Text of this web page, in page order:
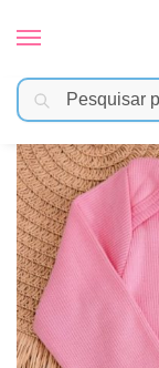
Início Moda Bebê /